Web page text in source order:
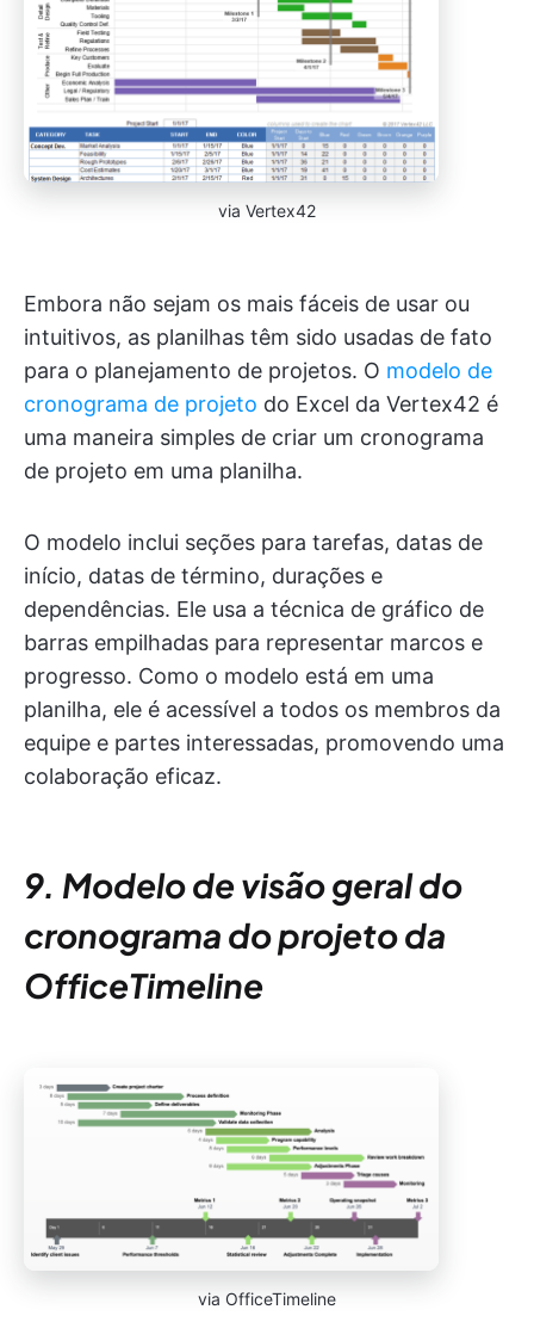
via Vertex42
Embora não sejam os mais fáceis de usar ou
intuitivos, as planilhas têm sido usadas de fato
para o planejamento de projetos. O modelo de
cronograma de projeto do Excel da Vertex42 é
uma maneira simples de criar um cronograma
de projeto em uma planilha.
O modelo inclui seções para tarefas, datas de
início, datas de término, durações e
dependências. Ele usa a técnica de gráfico de
barras empilhadas para representar marcos e
progresso. Como o modelo está em uma
planilha, ele é acessível a todos os membros da
equipe e partes interessadas, promovendo uma
colaboração eficaz.
9. Modelo de visão geral do
cronograma do projeto da
OfficeTimeline
via OfficeTimeline